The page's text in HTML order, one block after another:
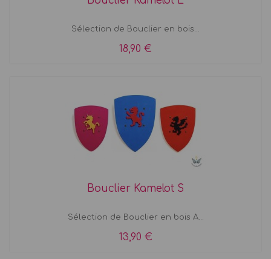
Sélection de Bouclier en bois...
18,90 €
Bouclier Kamelot S
Sélection de Bouclier en bois A...
13,90 €